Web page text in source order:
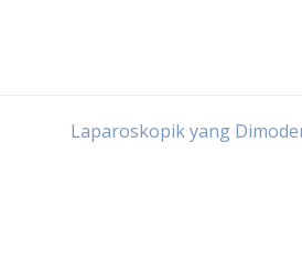
Laparoskopik yang